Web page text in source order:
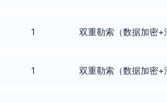
1 双重勒索（数据加密+
1 双重勒索（数据加密+